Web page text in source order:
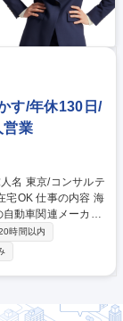
す/年休130日/
営業
内容 海
動車関連メーカー
ど、事業拡大に向
成、納期調整、品
参入に向けた戦略
全社で進捗の確認を
時間以内